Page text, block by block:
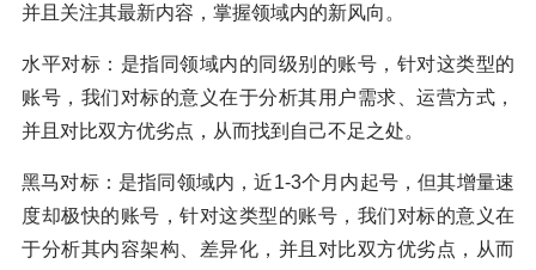
并且关注其最新内容，掌握领域内的新风向。
水平对标：是指同领域内的同级别的账号，针对这类型的
账号，我们对标的意义在于分析其用户需求、运营方式，
并且对比双方优劣点，从而找到自己不足之处。
黑马对标：是指同领域内，近1-3个月内起号，但其增量速
度却极快的账号，针对这类型的账号，我们对标的意义在
于分析其内容架构、差异化，并且对比双方优劣点，从而